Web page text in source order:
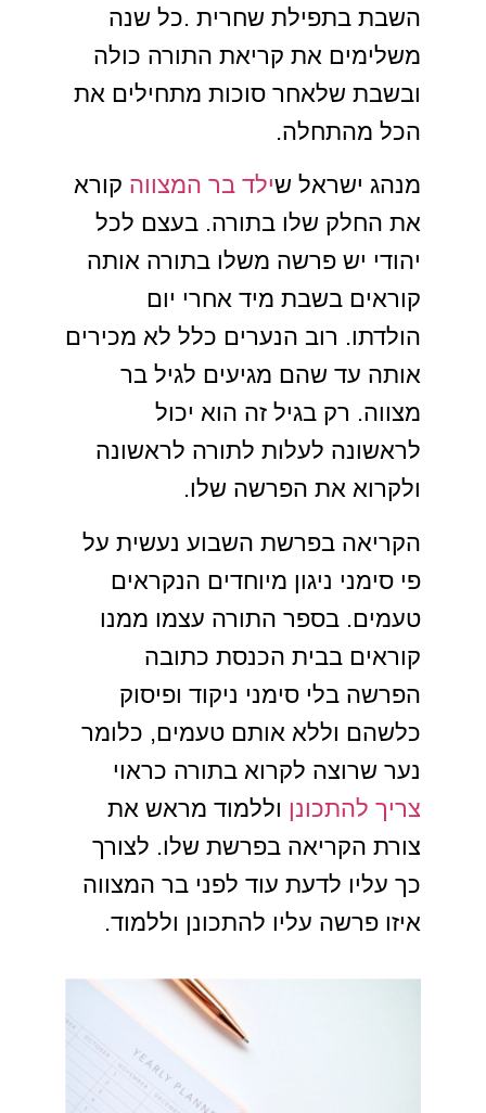
השבת בתפילת שחרית .כל שנה
משלימים את קריאת התורה כולה
ובשבת שלאחר סוכות מתחילים את
הכל מהתחלה.
מנהג ישראל שילד בר המצווה קורא
את החלק שלו בתורה. בעצם לכל
יהודי יש פרשה משלו בתורה אותה
קוראים בשבת מיד אחרי יום
הולדתו. רוב הנערים כלל לא מכירים
אותה עד שהם מגיעים לגיל בר
מצווה. רק בגיל זה הוא יכול
לראשונה לעלות לתורה לראשונה
ולקרוא את הפרשה שלו.
הקריאה בפרשת השבוע נעשית על
פי סימני ניגון מיוחדים הנקראים
טעמים. בספר התורה עצמו ממנו
קוראים בבית הכנסת כתובה
הפרשה בלי סימני ניקוד ופיסוק
כלשהם וללא אותם טעמים, כלומר
נער שרוצה לקרוא בתורה כראוי
צריך להתכונן וללמוד מראש את
צורת הקריאה בפרשת שלו. לצורך
כך עליו לדעת עוד לפני בר המצווה
איזו פרשה עליו להתכונן וללמוד.